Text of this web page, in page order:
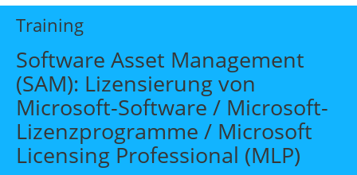
Start
Beratung
Individuelle Schulungen
Wissen
Training
Software Asset Management
(SAM): Lizensierung von
Microsoft-Software / Microsoft-
Lizenzprogramme / Microsoft
Licensing Professional (MLP)